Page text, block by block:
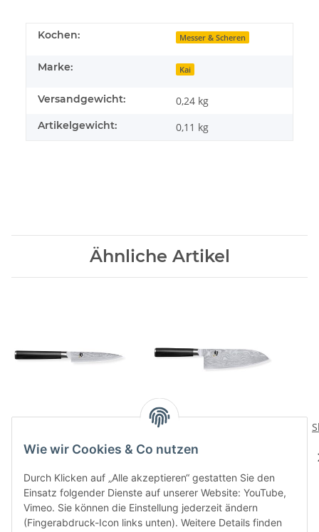
Kochen: Messer & Scheren
Marke: Kai
Versandgewicht: 0,24 kg
Artikelgewicht: 0,11 kg
Ähnliche Artikel
149,00 CHF *
Shun Grosses Santoku
Wie wir Cookies & Co nutzen
Durch Klicken auf „Alle akzeptieren“ gestatten Sie den
Einsatz folgender Dienste auf unserer Website: YouTube,
Vimeo. Sie können die Einstellung jederzeit ändern
(Fingerabdruck-Icon links unten). Weitere Details finden